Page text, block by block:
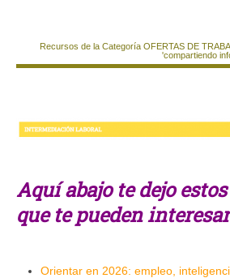
Recursos de la Categoría OFERTAS DE
'compartiendo
Aquí abajo te dejo
que te pueden
Orientar en 2026: empleo,